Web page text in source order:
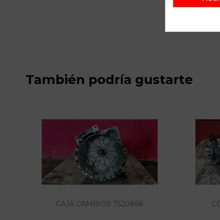
También podría gustarte
CAJA CAMBIOS 7520868